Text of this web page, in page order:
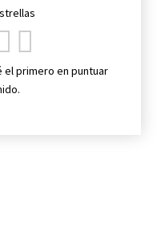
el primero en puntuar